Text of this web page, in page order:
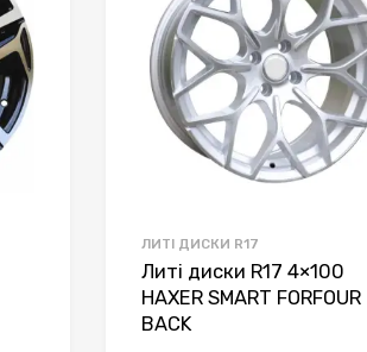
ЛИТІ ДИСКИ R17
Литі диски R17 4×100
HAXER SMART FORFOUR
BACK